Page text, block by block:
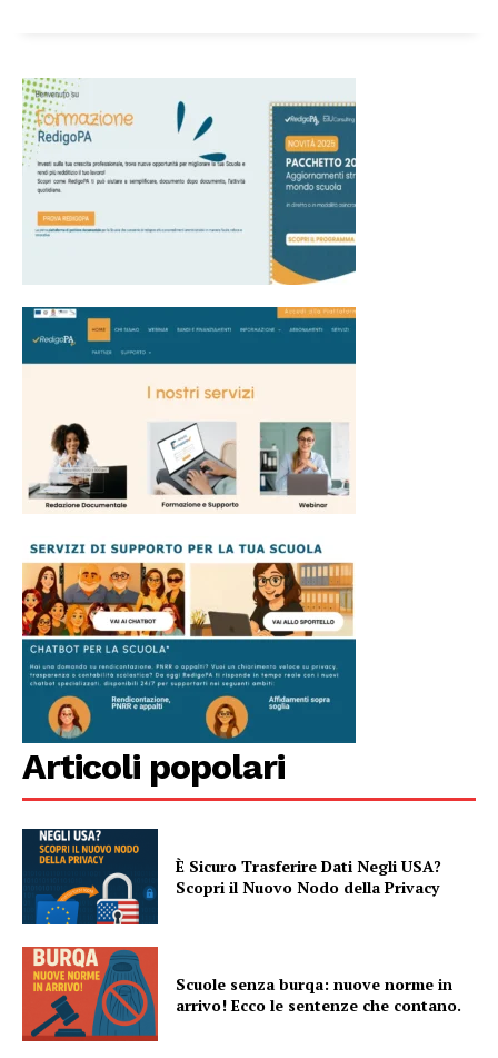
Articoli popolari
È Sicuro Trasferire Dati Negli USA?
Scopri il Nuovo Nodo della Privacy
Scuole senza burqa: nuove norme in
arrivo! Ecco le sentenze che contano.